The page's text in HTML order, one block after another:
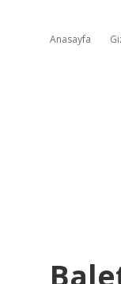
Anasayfa